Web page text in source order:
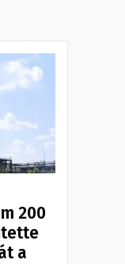
200
a